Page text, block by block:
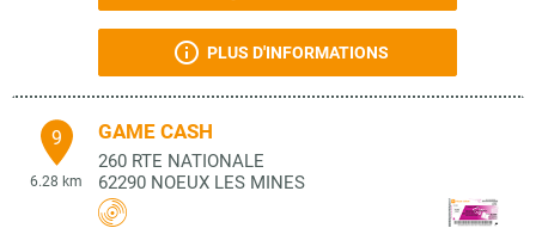
PLUS D'INFORMATIONS
9
6.28 km
GAME CASH
260 RTE NATIONALE
62290 NOEUX LES MINES